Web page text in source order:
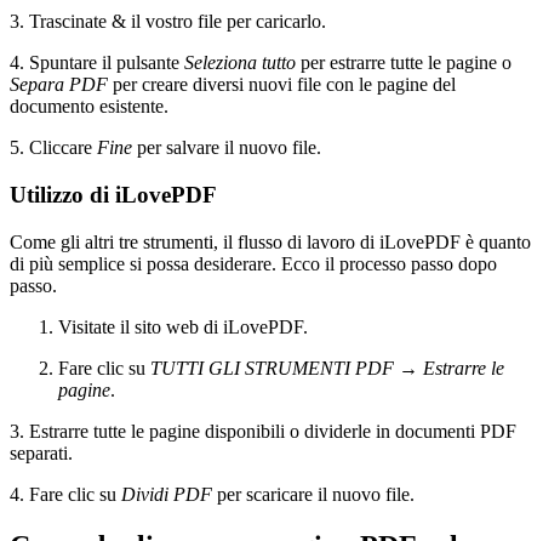
3. Trascinate & il vostro file per caricarlo.
4. Spuntare il pulsante Seleziona tutto per estrarre tutte le pagine o
Separa PDF per creare diversi nuovi file con le pagine del
documento esistente.
5. Cliccare Fine per salvare il nuovo file.
Utilizzo di iLovePDF
Come gli altri tre strumenti, il flusso di lavoro di iLovePDF è quanto
di più semplice si possa desiderare. Ecco il processo passo dopo
passo.
Visitate il sito web di iLovePDF.
Fare clic su TUTTI GLI STRUMENTI PDF → Estrarre le
pagine.
3. Estrarre tutte le pagine disponibili o dividerle in documenti PDF
separati.
4. Fare clic su Dividi PDF per scaricare il nuovo file.